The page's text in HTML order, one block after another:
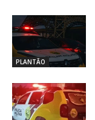
PLANTÃO